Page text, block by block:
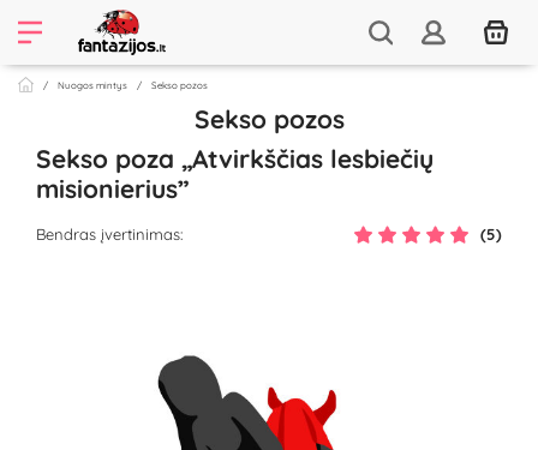
Nuogos mintys Sekso pozos
Sekso pozos
Sekso poza „Atvirkščias lesbiečių
misionierius”
Bendras įvertinimas: (5)